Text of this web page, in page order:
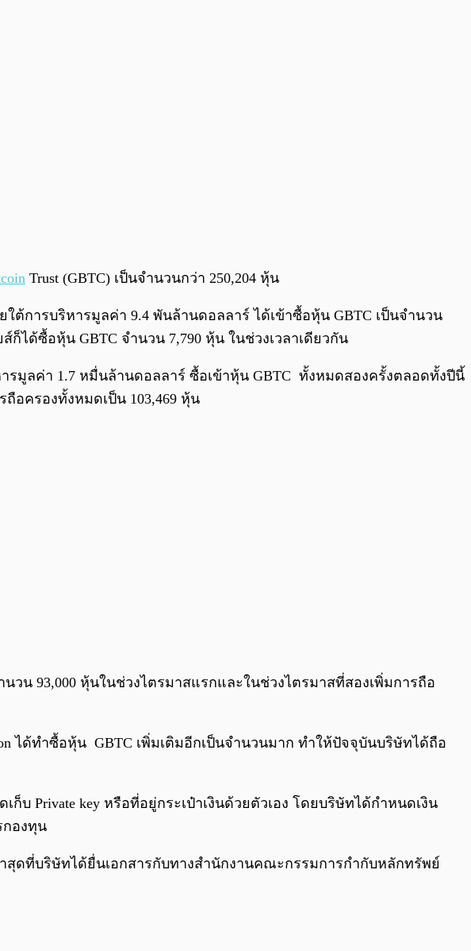
Trust (GBTC) เป็นจำนวนกว่า 250,204 หุ้น
ต้การบริหารมูลค่า 9.4 พันล้านดอลลาร์ ได้เข้าซื้อหุ้น GBTC เป็นจำนวน
ได้ซื้อหุ้น GBTC จำนวน 7,790 หุ้น ในช่วงเวลาเดียวกัน
รมูลค่า 1.7 หมื่นล้านดอลลาร์ ซื้อเข้าหุ้น GBTC ทั้งหมดสองครั้งตลอดทั้งปีนี้
อครองทั้งหมดเป็น 103,469 หุ้น
วน 93,000 หุ้นในช่วงไตรมาสแรกและในช่วงไตรมาสที่สองเพิ่มการถือ
ได้ทำซื้อหุ้น GBTC เพิ่มเติมอีกเป็นจำนวนมาก ทำให้ปัจจุบันบริษัทได้ถือ
บ Private key หรือที่อยู่กระเป๋าเงินด้วยตัวเอง โดยบริษัทได้กำหนดเงิน
กองทุน
สุดที่บริษัทได้ยื่นเอกสารกับทางสำนักงานคณะกรรมการกำกับหลักทรัพย์